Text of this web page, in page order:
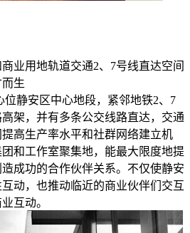
业用地轨道交通2、7号线直达空间
生
静安区中心地段，紧邻地铁2、7
架，并有多条公交线路直达，交通
高生产率水平和社群网络建立机
和工作室聚集地，能最大限度地提
成功的合作伙伴关系。不仅使静安
动，也推动临近的商业伙伴们交互
互动。